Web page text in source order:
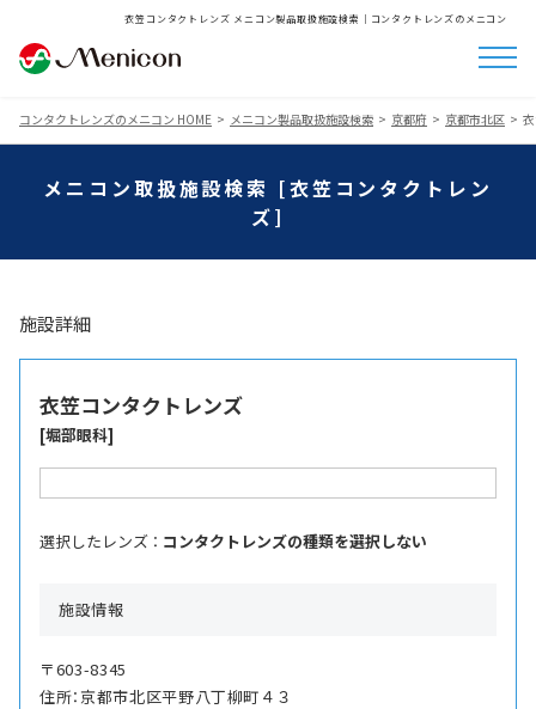
衣笠コンタクトレンズ メニコン製品取扱施設検索│コンタクトレンズのメニコン
コンタクトレンズのメニコン HOME メニコン製品取扱施設検索 京都府 京都市北区
メニコン取扱施設検索 [衣笠コンタクトレン
ズ]
施設詳細
衣笠コンタクトレンズ
[堀部眼科]
選択したレンズ ： コンタクトレンズの種類を選択しない
施設情報
〒603-8345
住所：京都市北区平野八丁柳町４３